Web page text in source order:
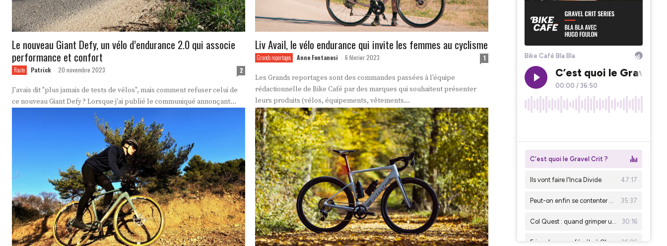
Le nouveau Giant Defy, un vélo d’endurance 2.0 qui associe
performance et confort
Route Patrick - 20 novembre 2023 2
J'avais dit "plus jamais de tests de vélos", mais comment refuser celui de
ce nouveau Giant Defy ? Lorsque j'ai publié le communiqué annonçant...
Liv Avail, le vélo endurance qui invite les femmes au cyclisme
Grands reportages Anne Fontanesi - 6 février 2023 1
Les Grands reportages sont des commandes passées à l'équipe
rédactionnelle de Bike Café par des marques qui souhaitent présenter
leurs produits (vélos, équipements, vêtements...